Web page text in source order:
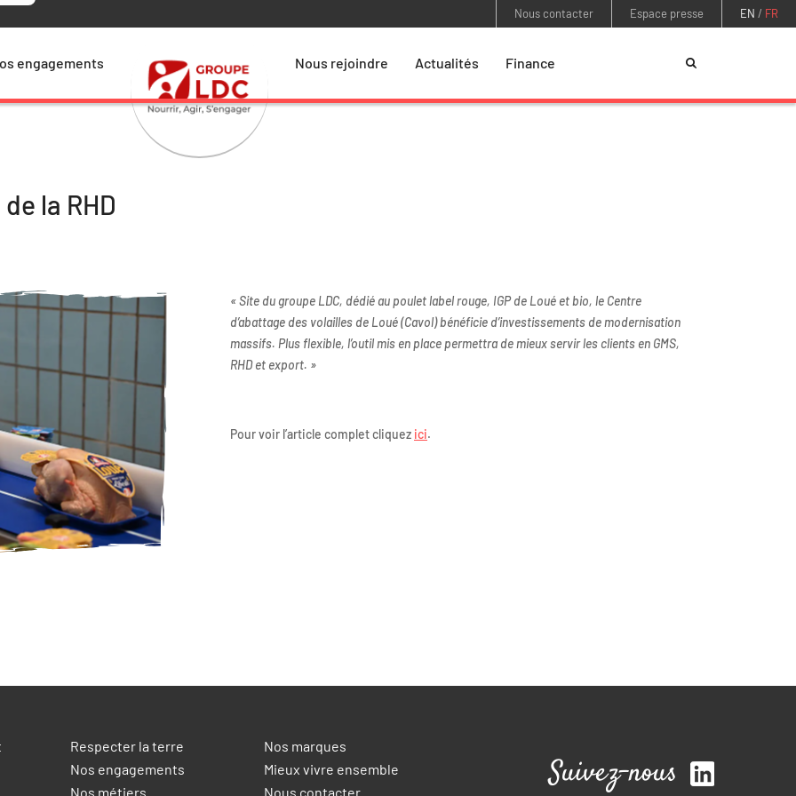
Nous contacter Espace presse EN / FR
engagements Nous rejoindre Actualités Finance
la RHD
« Site du groupe LDC, dédié au poulet label rouge, IGP de Loué et bio, le Centre
d’abattage des volailles de Loué (Cavol) bénéficie d’investissements de modernisation
massifs. Plus flexible, l’outil mis en place permettra de mieux servir les clients en GMS,
RHD et export. »
Pour voir l’article complet cliquez ici.
Respecter la terre
Nos marques
Nos engagements
Mieux vivre ensemble
Nos métiers Nous contacter Suivez-nous